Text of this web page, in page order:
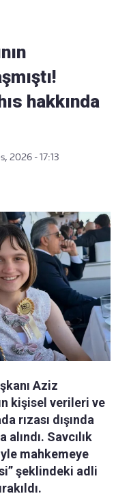
hakkında
2026 - 17:13
Aziz
kişisel verileri ve
rızası dışında
Savcılık
mahkemeye
şeklindeki adli